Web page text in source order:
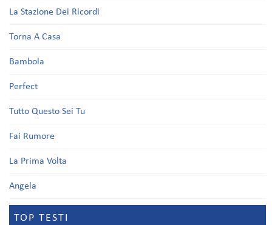
La Stazione Dei Ricordi
Torna A Casa
Bambola
Perfect
Tutto Questo Sei Tu
Fai Rumore
La Prima Volta
Angela
TOP TESTI